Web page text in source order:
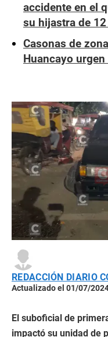
accidente en el
su hijastra de
Casonas de
Huancayo
REDACCIÓN DIARIO
Actualizado el 01/07/
El suboficial de
impactó su unidad de